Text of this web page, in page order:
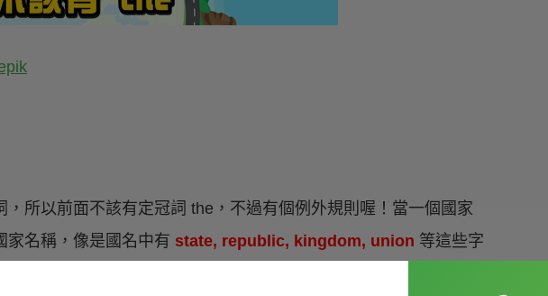
，所以前面不該有定冠詞 the，不過有個例外規則喔！當一個國家
家名稱，像是國名中有 state, republic, kingdom, union 等這些字